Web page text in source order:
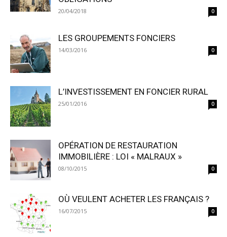
20/04/2018 0
LES GROUPEMENTS FONCIERS
14/03/2016 0
L’INVESTISSEMENT EN FONCIER RURAL
25/01/2016 0
OPÉRATION DE RESTAURATION
IMMOBILIÈRE : LOI « MALRAUX »
08/10/2015 0
OÙ VEULENT ACHETER LES FRANÇAIS ?
16/07/2015 0